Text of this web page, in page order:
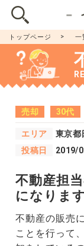
トップページ 一
売却 30代
エリア
東京都
投稿日
2019/
不動産担
になりま
不動産の販売
ことを行って